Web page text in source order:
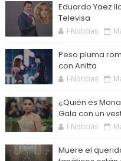
Eduardo Yaez
Televisa
I-Noticias
Peso pluma
con Anitta
I-Noticias
¿Quién es
Gala con un
I-Noticias
Muere el